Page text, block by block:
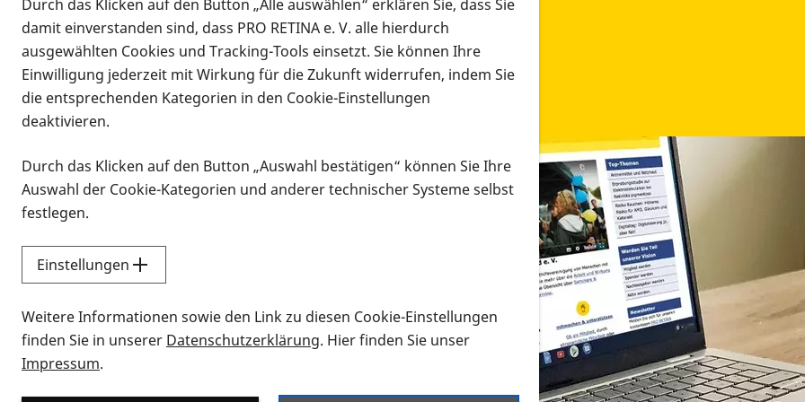
Infomaterial
Infomaterial
Vorlesen
Alle Infomaterialien in verschiedenen Formaten an
Sie möchten wissen, wie Sie nach Infonmaterial suchen und dieses bestellen bzw. herunterladen
Durch das Klicken auf den Button „Alle auswählen“ erklären Sie, dass Sie
damit einverstanden sind, dass PRO RETINA e. V. alle hierdurch
ausgewählten Cookies und Tracking-Tools einsetzt. Sie können Ihre
Einwilligung jederzeit mit Wirkung für die Zukunft widerrufen, indem Sie
die entsprechenden Kategorien in den Cookie-Einstellungen
deaktivieren.
Durch das Klicken auf den Button „Auswahl bestätigen“ können Sie Ihre
Auswahl der Cookie-Kategorien und anderer technischer Systeme selbst
festlegen.
Einstellungen
Weitere Informationen sowie den Link zu diesen Cookie-Einstellungen
finden Sie in unserer Datenschutzerklärung. Hier finden Sie unser
Impressum.